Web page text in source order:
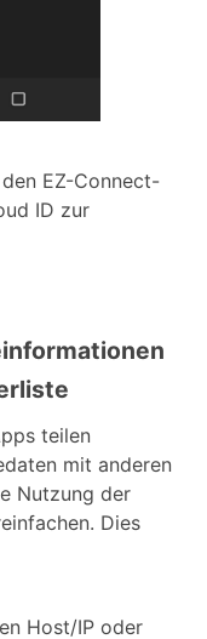
EZ-Connect-
ID zur
teilen
mit anderen
Nutzung der
Dies
Host/IP oder